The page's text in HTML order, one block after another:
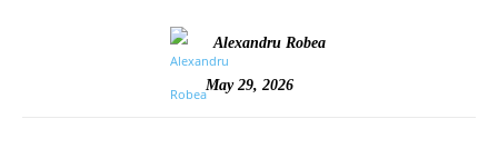
Alexandru Robea
May 29, 2026